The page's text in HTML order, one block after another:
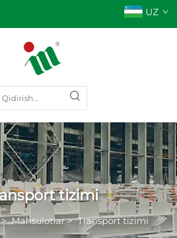
UZ
tizimi
Mahsulotlar>Transport tizimi